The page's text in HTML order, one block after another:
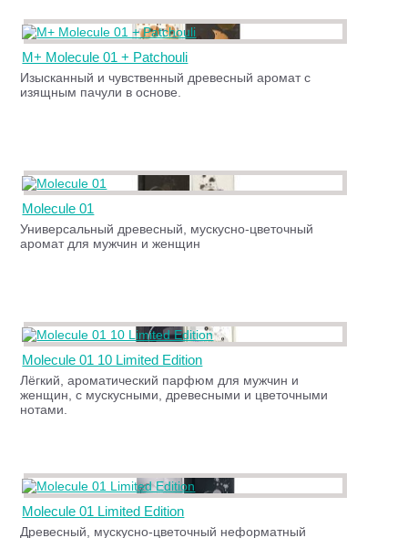
M+ Molecule 01 + Patchouli
Изысканный и чувственный древесный аромат с
изящным пачули в основе.
Molecule 01
Универсальный древесный, мускусно-цветочный
аромат для мужчин и женщин
Molecule 01 10 Limited Edition
Лёгкий, ароматический парфюм для мужчин и
женщин, с мускусными, древесными и цветочными
нотами.
Molecule 01 Limited Edition
Древесный, мускусно-цветочный неформатный